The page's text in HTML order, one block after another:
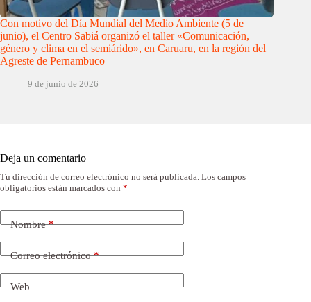
Con motivo del Día Mundial del Medio Ambiente (5 de
junio), el Centro Sabiá organizó el taller «Comunicación,
género y clima en el semiárido», en Caruaru, en la región del
Agreste de Pernambuco
9 de junio de 2026
Deja un comentario
Tu dirección de correo electrónico no será publicada. Los campos
obligatorios están marcados con *
Nombre*
Correo electrónico*
Web